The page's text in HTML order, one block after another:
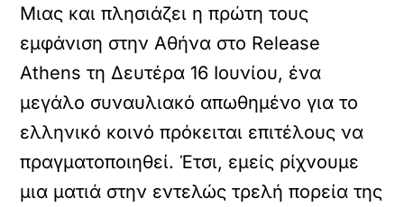
Μιας και πλησιάζει η πρώτη τους
εμφάνιση στην Αθήνα στο Release
Athens τη Δευτέρα 16 Ιουνίου, ένα
μεγάλο συναυλιακό απωθημένο για το
ελληνικό κοινό πρόκειται επιτέλους να
πραγματοποιηθεί. Έτσι, εμείς ρίχνουμε
μια ματιά στην εντελώς τρελή πορεία της